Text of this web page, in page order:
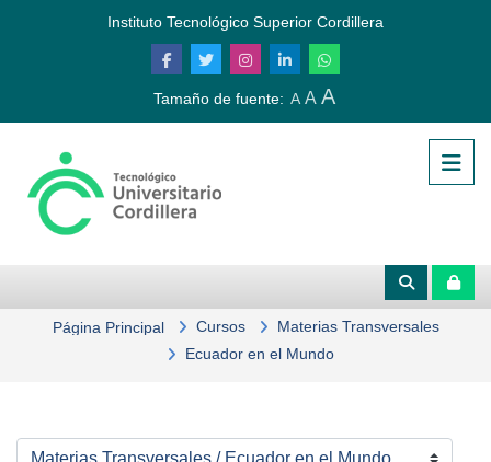
Salta al contenido principal
Instituto Tecnológico Superior Cordillera
Tamaño de fuente: A A A
Página Principal Cursos
Materias Transversales
Ecuador en el Mundo